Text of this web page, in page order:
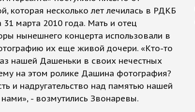
которая несколько лет лечилась в РДКБ
марта 2010 года. Мать и отец
нынешнего концерта использовали в
их еще живой дочери. «Кто-то
нашей Дашеньки в своих нечестных
на этом ролике Дашина фотография?
и надругательство над памятью нашей
- возмутились Звонаревы.